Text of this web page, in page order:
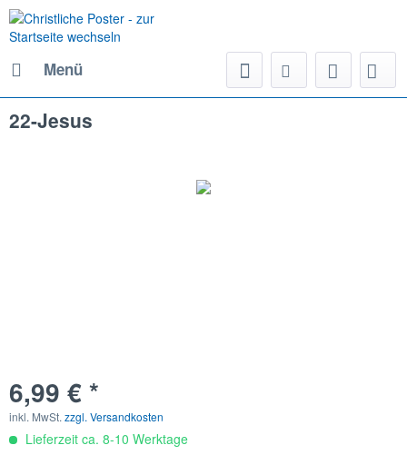
Menü
22-Jesus
6,99 € *
inkl. MwSt.zzgl. Versandkosten
Lieferzeit ca. 8-10 Werktage